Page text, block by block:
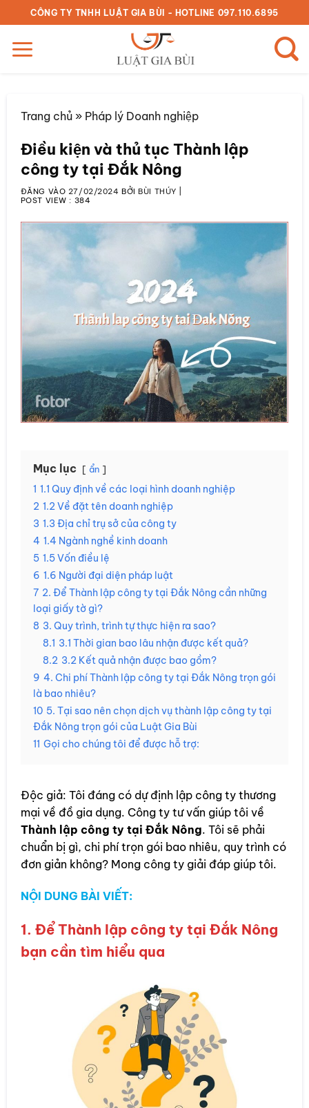
qua
nội
dung
CÔNG TY TNHH LUẬT GIA BÙI - HOTLINE 097.110.6895
Trang chủ» Pháp lý Doanh nghiệp
Điều kiện và thủ tục Thành lập
công ty tại Đắk Nông
ĐĂNG VÀO 27/02/2024 BỞIBÙI THÚY
POST VIEW : 384
Mục lục ẩn
1 1.1 Quy định về các loại hình doanh nghiệp
2 1.2 Về đặt tên doanh nghiệp
3 1.3 Địa chỉ trụ sở của công ty
4 1.4 Ngành nghề kinh doanh
5 1.5 Vốn điều lệ
6 1.6 Người đại diện pháp luật
7 2. Để Thành lập công ty tại Đắk Nông cần những
loại giấy tờ gì?
8 3. Quy trình, trình tự thực hiện ra sao?
8.1 3.1 Thời gian bao lâu nhận được kết quả?
8.2 3.2 Kết quả nhận được bao gồm?
9 4. Chi phí Thành lập công ty tại Đắk Nông trọn gói
là bao nhiêu?
10 5. Tại sao nên chọn dịch vụ thành lập công ty tại
Đắk Nông trọn gói của Luật Gia Bùi
11 Gọi cho chúng tôi để được hỗ trợ:
Độc giả: Tôi đáng có dự định lập công ty thương
mại về đồ gia dụng. Công ty tư vấn giúp tôi về
Thành lập công ty tại Đắk Nông. Tôi sẽ phải
chuẩn bị gì, chi phí trọn gói bao nhiêu, quy trình có
đơn giản không? Mong công ty giải đáp giúp tôi.
NỘI DUNG BÀI VIẾT:
1. Để Thành lập công ty tại Đắk Nông
bạn cần tìm hiểu qua